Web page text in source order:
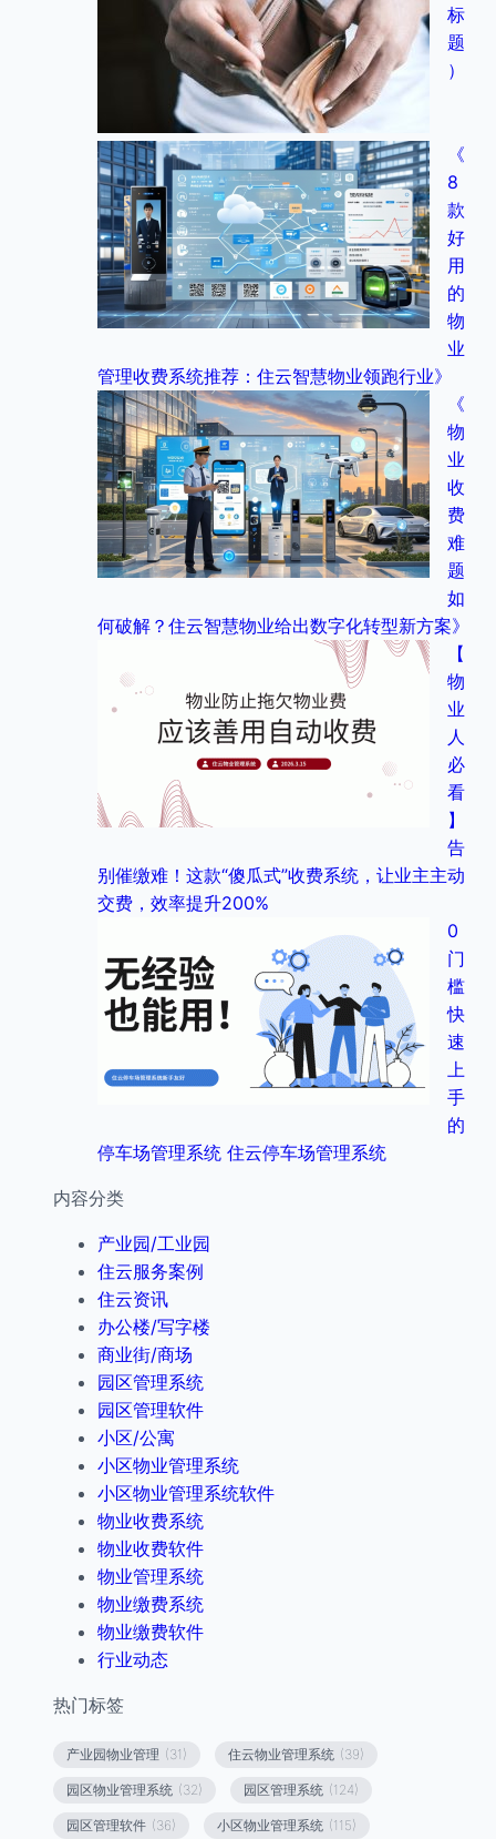
标
题
）
《
8
款
好
用
的
物
业
管理收费系统推荐：住云智慧物业领跑行业》
《
物
业
收
费
难
题
如
何破解？住云智慧物业给出数字化转型新方案》
【
物
业
人
必
看
】
告
别催缴难！这款“傻瓜式”收费系统，让业主主动
交费，效率提升200%
0
门
槛
快
速
上
手
的
停车场管理系统 住云停车场管理系统
内容分类
产业园/工业园
住云服务案例
住云资讯
办公楼/写字楼
商业街/商场
园区管理系统
园区管理软件
小区/公寓
小区物业管理系统
小区物业管理系统软件
物业收费系统
物业收费软件
物业管理系统
物业缴费系统
物业缴费软件
行业动态
热门标签
产业园物业管理 (31) 住云物业管理系统 (39)
园区物业管理系统 (32) 园区管理系统 (124)
园区管理软件 (36) 小区物业管理系统 (115)